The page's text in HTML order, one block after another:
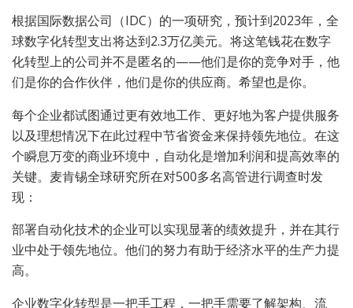
根据国际数据公司（IDC）的一项研究，预计到2023年，全
球数字化转型支出将达到2.3万亿美元。将这笔钱花在数字
化转型上的公司并不是匿名的——他们是你的竞争对手，他
们是你的合作伙伴，他们是你的供应商。希望也是你。
每个企业都试图通过更有效地工作、更好地为客户提供服务
以及理想情况下在此过程中节省资金来保持领先地位。在这
个瞬息万变的商业环境中，自动化是增加利润和提高效率的
关键。麦肯锡全球研究所在对500多名高管进行调查时发
现：
部署自动化技术的企业可以实现显著的绩效提升，并在其行
业中处于领先地位。他们的努力有助于经济水平的生产力提
高。
企业数字化转型是一把手工程，一把手需要了解架构、流